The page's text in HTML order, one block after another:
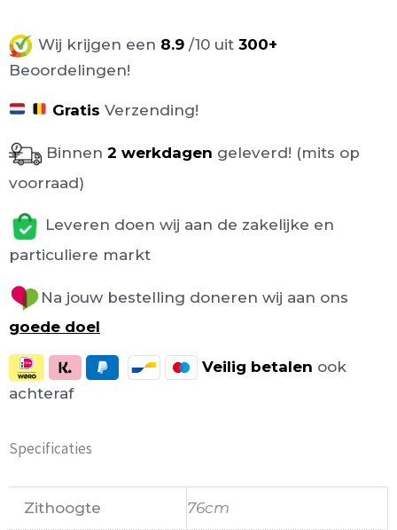
Wij krijgen een 8.9 /10 uit 300+
Beoordelingen!
Gratis Verzending!
Binnen 2 werkdagen geleverd! (mits op
voorraad)
Leveren doen wij aan de zakelijke en
particuliere markt
Na jouw bestelling doneren wij aan ons
goede doel
Veilig betalen ook
achteraf
Specificaties
Zithoogte 76cm